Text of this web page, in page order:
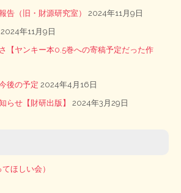
告（旧・財源研究室） 2024年11月9日
2024年11月9日
【ヤンキー本0.5巻への寄稿予定だった作
後の予定 2024年4月16日
らせ【財研出版】 2024年3月29日
ほしい会）